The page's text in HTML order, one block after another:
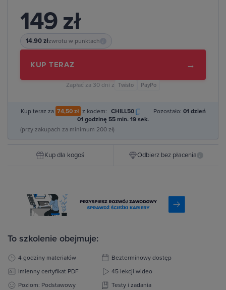
149 zł
14.90 złzwrotu w punktach
KUP TERAZ →
Zapłać za 30 dni z Twisto PayPo
Kup teraz za 74,50 zł z kodem: CHILL50 Pozostało: 01 dzień
01 godzinę 55 min. 18 sek.
(przy zakupach za minimum 200 zł)
Kup dla kogoś Odbierz bez płacenia i
To szkolenie obejmuje:
4 godziny materiałów
Bezterminowy dostęp
Imienny certyfikat PDF
45 lekcji wideo
Poziom: Podstawowy
Testy i zadania